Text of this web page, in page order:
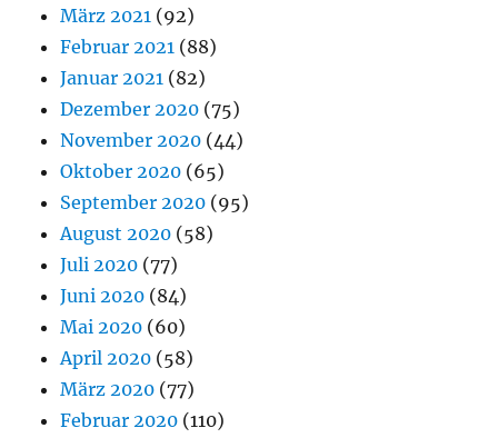
März 2021 (92)
Februar 2021 (88)
Januar 2021 (82)
Dezember 2020 (75)
November 2020 (44)
Oktober 2020 (65)
September 2020 (95)
August 2020 (58)
Juli 2020 (77)
Juni 2020 (84)
Mai 2020 (60)
April 2020 (58)
März 2020 (77)
Februar 2020 (110)